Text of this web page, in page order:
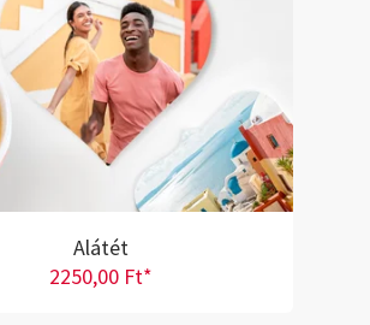
Alátét
2250,00 Ft*